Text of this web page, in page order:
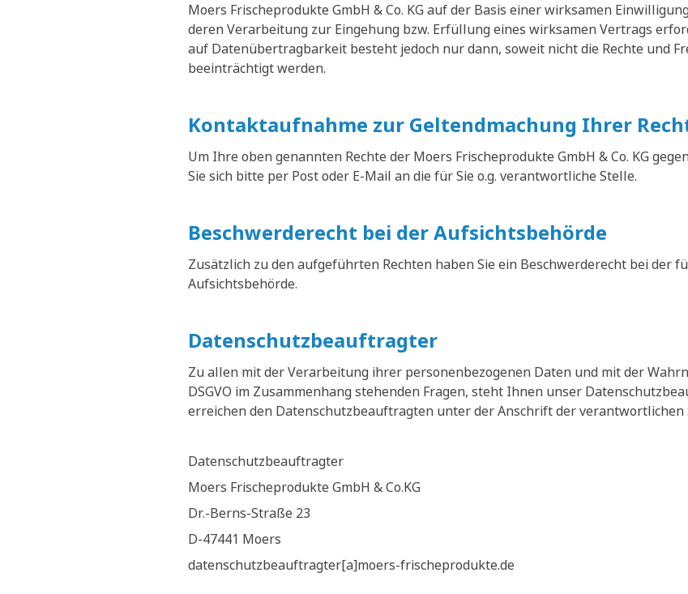
Moers Frischeprodukte GmbH & Co. KG auf der Basis einer wirksamen
deren Verarbeitung zur Eingehung bzw. Erfüllung eines wirksamen Vertrags
auf Datenübertragbarkeit besteht jedoch nur dann, soweit nicht die Rechte und
beeinträchtigt werden.
Kontaktaufnahme zur Geltendmachung Ihrer
Um Ihre oben genannten Rechte der Moers Frischeprodukte GmbH & Co. KG
Sie sich bitte per Post oder E-Mail an die für Sie o.g. verantwortliche Stelle.
Beschwerderecht bei der Aufsichtsbehörde
Zusätzlich zu den aufgeführten Rechten haben Sie ein Beschwerderecht bei der
Aufsichtsbehörde.
Datenschutzbeauftragter
Zu allen mit der Verarbeitung ihrer personenbezogenen Daten und mit der
DSGVO im Zusammenhang stehenden Fragen, steht Ihnen unser
erreichen den Datenschutzbeauftragten unter der Anschrift der verantwortlichen
Datenschutzbeauftragter
Moers Frischeprodukte GmbH & Co.KG
Dr.-Berns-Straße 23
D-47441 Moers
datenschutzbeauftragter[a]moers-frischeprodukte.de